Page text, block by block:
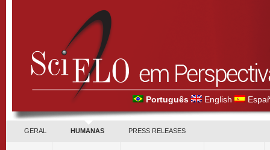
Português English
GERAL HUMANAS PRESS RELEASES